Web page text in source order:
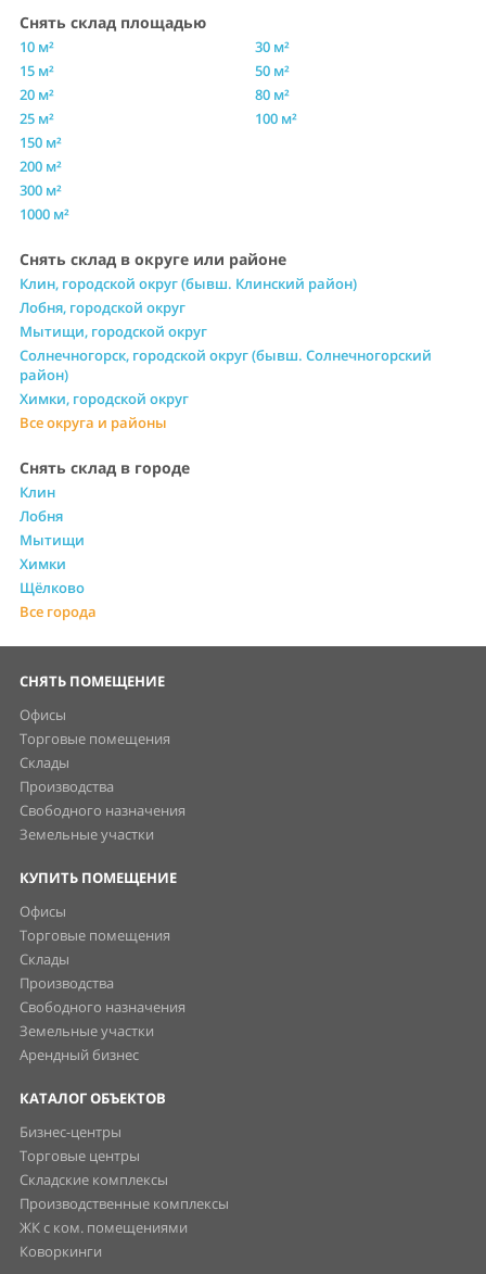
Снять склад площадью
10 м²
15 м²
20 м²
25 м²
30 м²
50 м²
80 м²
100 м²
150 м²
200 м²
300 м²
1000 м²
Снять склад в округе или районе
Клин, городской округ (бывш. Клинский район)
Лобня, городской округ
Мытищи, городской округ
Солнечногорск, городской округ (бывш. Солнечногорский
район)
Химки, городской округ
Все округа и районы
Снять склад в городе
Клин
Лобня
Мытищи
Химки
Щёлково
Все города
СНЯТЬ ПОМЕЩЕНИЕ
Офисы
Торговые помещения
Склады
Производства
Свободного назначения
Земельные участки
КУПИТЬ ПОМЕЩЕНИЕ
Офисы
Торговые помещения
Склады
Производства
Свободного назначения
Земельные участки
Арендный бизнес
КАТАЛОГ ОБЪЕКТОВ
Бизнес-центры
Торговые центры
Складские комплексы
Производственные комплексы
ЖК с ком. помещениями
Коворкинги